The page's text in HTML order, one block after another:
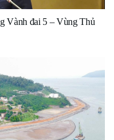
Vành đai 5 – Vùng Thủ